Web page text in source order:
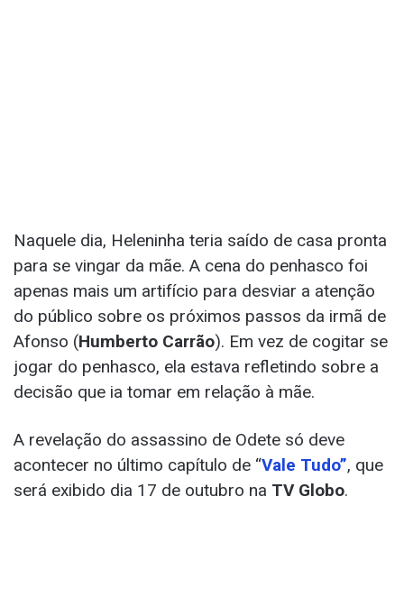
Naquele dia, Heleninha teria saído de casa pronta
para se vingar da mãe. A cena do penhasco foi
apenas mais um artifício para desviar a atenção
do público sobre os próximos passos da irmã de
Afonso (Humberto Carrão). Em vez de cogitar se
jogar do penhasco, ela estava refletindo sobre a
decisão que ia tomar em relação à mãe.
A revelação do assassino de Odete só deve
acontecer no último capítulo de “Vale Tudo”, que
será exibido dia 17 de outubro na TV Globo.